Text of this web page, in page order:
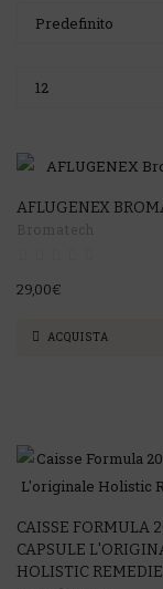
AFLUGENEX
29,00€
ACQUISTA
CAISSE FORMULA
CAPSULE
HOLISTIC